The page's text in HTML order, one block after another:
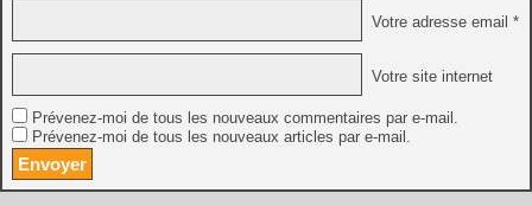
Votre adresse email *
Votre site internet
Prévenez-moi de tous les nouveaux commentaires par e-mail.
Prévenez-moi de tous les nouveaux articles par e-mail.